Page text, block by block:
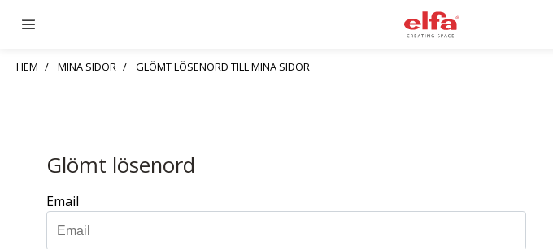
HEM MINA SIDOR GLÖMT LÖSENORD TILL MINA SIDOR
Glömt lösenord
Email